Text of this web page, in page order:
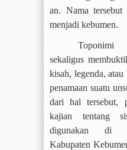
an. Nama tersebut
menjadi kebumen.
Toponimi
sekaligus
kisah, legenda,
penamaan suatu
dari hal tersebut,
kajian tentang
digunakan di
Kabupaten